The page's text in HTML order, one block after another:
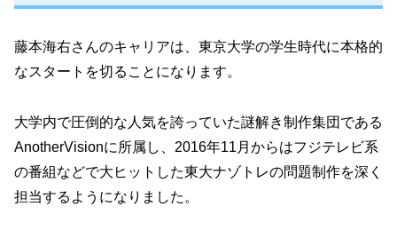
藤本海右さんのキャリアは、東京大学の学生時代に本格的
なスタートを切ることになります。
大学内で圧倒的な人気を誇っていた謎解き制作集団である
AnotherVisionに所属し、2016年11月からはフジテレビ系
の番組などで大ヒットした東大ナゾトレの問題制作を深く
担当するようになりました。